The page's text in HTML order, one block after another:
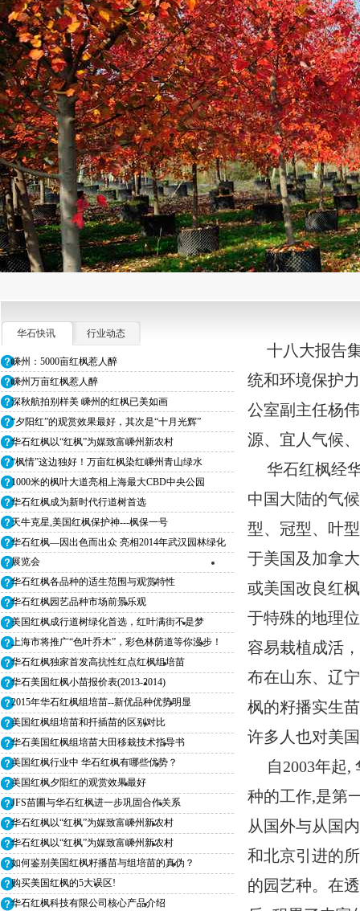
华石快讯 行业动态
嵊州：5000亩红枫惹人醉
嵊州万亩红枫惹人醉
深秋航拍别样美 嵊州的红枫已美如画
“夕阳红”的观赏效果最好，其次是“十月光辉”
华石红枫以“红枫”为媒致富嵊州新农村
“枫情”这边独好！万亩红枫染红嵊州青山绿水
1000米的枫叶大道亮相上海最大CBD中央公园
华石红枫成为新时代行道树首选
天牛克星,美国红枫保护神---枫保一号
华石红枫—因出色而出众 亮相2014年武汉园林绿化
展览会
华石红枫各品种的适生范围与观赏特性
华石红枫园艺品种市场前景乐观
美国红枫成行道树绿化首选，红叶满街不是梦
上海市将推广“色叶乔木”，彩色林荫道等你漫步！
华石红枫独家首发高抗性红点红枫组培苗
华石美国红枫小苗报价表(2013-2014)
2015年华石红枫组培苗--新优品种优势明显
美国红枫组培苗和扦插苗的区别对比
华石美国红枫组培苗大田移栽技术指导书
美国红枫行业中 华石红枫有哪些优势？
美国红枫夕阳红的观赏效果最好
JFS苗圃与华石红枫进一步巩固合作关系
华石红枫以“红枫”为媒致富嵊州新农村
华石红枫以“红枫”为媒致富嵊州新农村
如何鉴别美国红枫籽播苗与组培苗的真伪？
购买美国红枫的5大误区!
华石红枫科技有限公司核心产品介绍
十八大报告
统和环境保护
公室副主任杨
源、宜人气候
华石红枫经
中国大陆的气
型、冠型、叶
于美国及加拿
或美国改良红
于特殊的地理
容易栽植成活
布在山东、辽
枫的籽播实生
许多人也对美
自2003年起
种的工作,是第
从国外与从国
和北京引进的
的园艺种。在